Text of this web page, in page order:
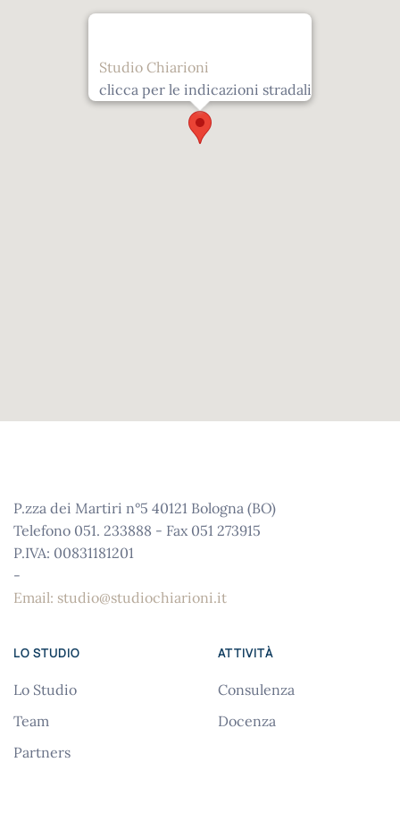
Studio Chiarioni
clicca per le indicazioni stradali
P.zza dei Martiri n°5 40121 Bologna (BO)
Telefono 051. 233888 - Fax 051 273915
P.IVA: 00831181201
-
Email: studio@studiochiarioni.it
LO STUDIO
Lo Studio
Team
Partners
ATTIVITÀ
Consulenza
Docenza